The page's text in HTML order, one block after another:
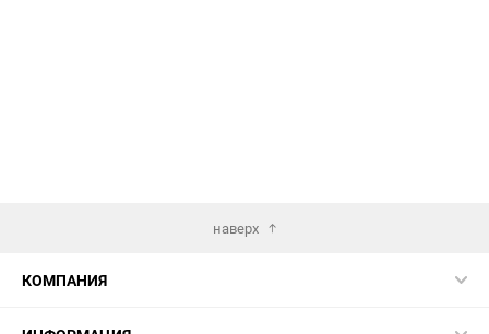
наверх
КОМПАНИЯ